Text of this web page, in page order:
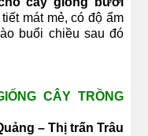
mát mẻ, có độ ẩm
buổi chiều sau đó
CÂY TRỒNG
– Thị trấn Trâu